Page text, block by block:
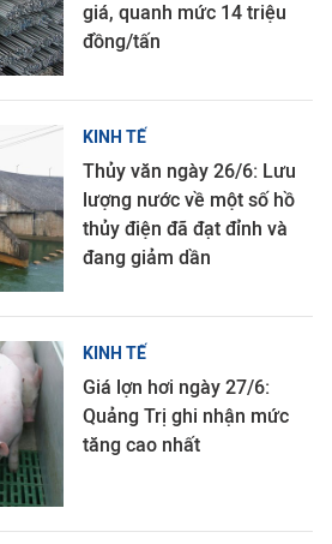
giá, quanh mức 14 triệu
đồng/tấn
KINH TẾ
Thủy văn ngày 26/6: Lưu
lượng nước về một số hồ
thủy điện đã đạt đỉnh và
đang giảm dần
KINH TẾ
Giá lợn hơi ngày 27/6:
Quảng Trị ghi nhận mức
tăng cao nhất